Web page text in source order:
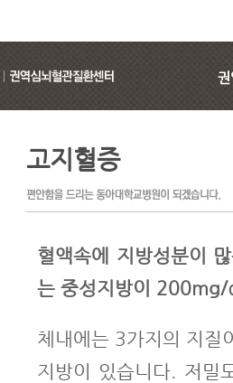
고지혈증
혈액속에 지방성분이
는 중성지방이 200mg/
체내에는 3가지의 지질
지방이 있습니다. 저밀